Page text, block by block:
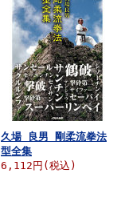
久場 良男 剛柔流拳法
型全集
6,112円(税込)